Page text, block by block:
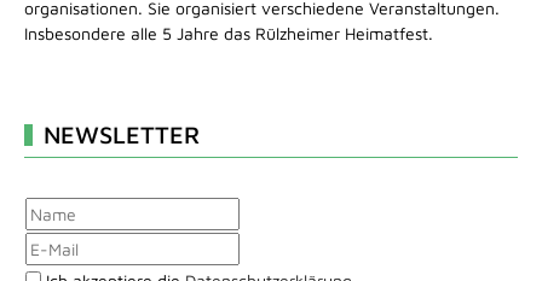
organisationen. Sie organisiert verschiedene Veranstaltungen.
Insbesondere alle 5 Jahre das Rülzheimer Heimatfest.
NEWSLETTER